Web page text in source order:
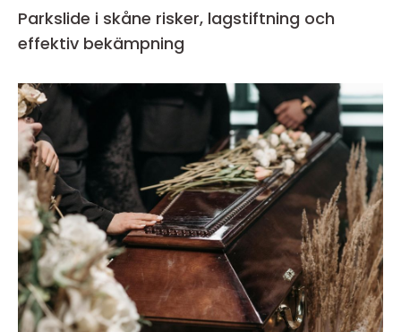
Parkslide i skåne risker, lagstiftning och
effektiv bekämpning